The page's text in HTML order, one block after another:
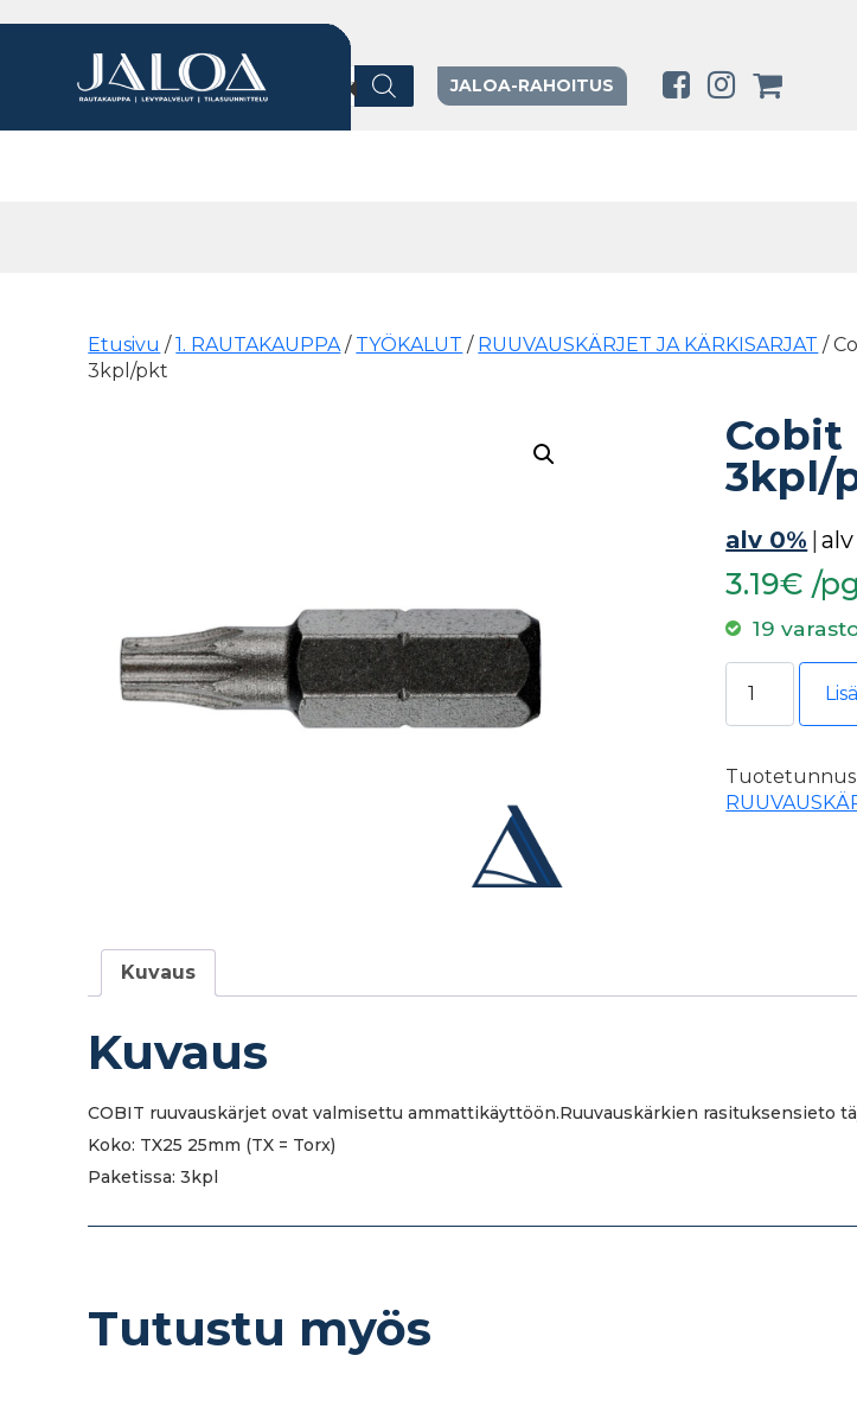
Products search
JALOA-RAHOITUS
Etusivu /1. RAUTAKAUPPA / TYÖKALUT / RUUVAUSKÄRJET JA KÄRKISARJAT /
3kpl/pkt
Cobit
3kpl/
alv 0% |alv
3.19€ /pg
19
Cobit
Tuotetunnus
Kuvaus
Kuvaus
COBIT ruuvauskärjet ovat valmisettu ammattikäyttöön.Ruuvauskärkien rasituksensieto
Koko: TX25 25mm (TX = Torx)
Paketissa: 3kpl
Tutustu myös